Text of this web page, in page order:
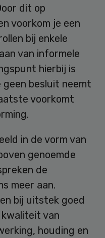
dit op
voorkom je een
bij enkele
van informele
hierbij is
besluit neemt
voorkomt
in de vorm van
genoemde
de
meer aan.
bij uitstek goed
van
houding en